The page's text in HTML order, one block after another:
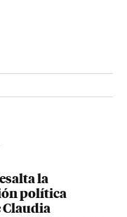
la
política
Claudia